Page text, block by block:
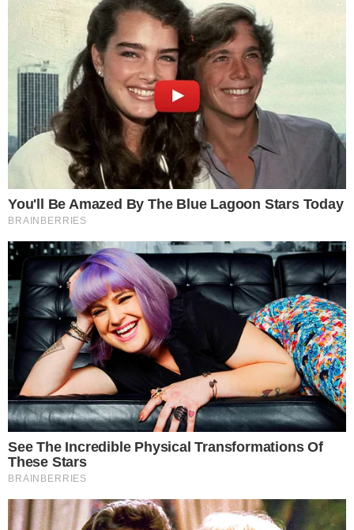
2 ผักใบเขียวที่เน่าเสียง่าย เช่น ผักชี ผักบุ้ง ผักกาด หรือผักที่สามารถ
เก็บได้นานขึ้นนิดนึงอย่ างผักคะน้า มะเขือเทศ แม้จะแช่ตู้เย็นก็ไม่
สามารถช่วยให้สดได้ตลอด สำหรับการเก็บให้ล้างให้สะอาดผึ่งลมให้
แห้งแล้วเก็บใส่ถุงหรือภาชนะที่แห้งสะอาดและปิดฝาได้ โดยมากจะ
3 ให้แยกช่องผักที่เสียง่ายกับผักที่เก็บไว้ได้นานกว่าออกจากกัน
เพราะจะทำให้เน่าเสียเร็ว และต้องแยกผักกับผลไม้จากกันด้วย
เพราะผลไม้ที่สุกจะทำการปล่อยก๊าซเอทิลีนออกมาเพื่อย่อยสลายตัว
เอง ซึ่งจะทำให้ผักที่อยู่ด้วยกันเน่าเสียจนไม่สามารถใช้ได้ไวขึ้น การ
แยกประเภทผักออกจากกันจะช่วยให้ผักสดและต่ออายุความสดให้
กับผักได้หลายวัน